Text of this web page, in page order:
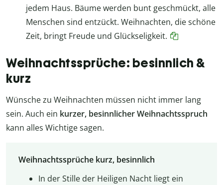
jedem Haus. Bäume werden bunt geschmückt, alle
Menschen sind entzückt. Weihnachten, die schöne
Zeit, bringt Freude und Glückseligkeit.
Weihnachtssprüche: besinnlich &
kurz
Wünsche zu Weihnachten müssen nicht immer lang
sein. Auch ein kurzer, besinnlicher Weihnachtsspruch
kann alles Wichtige sagen.
Weihnachtssprüche kurz, besinnlich
In der Stille der Heiligen Nacht liegt ein